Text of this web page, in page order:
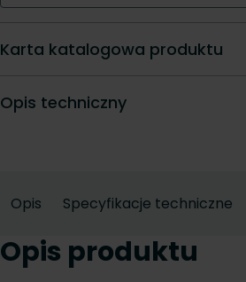
Karta katalogowa produktu
Opis techniczny
Opis Specyfikacje techniczne
Opis produktu